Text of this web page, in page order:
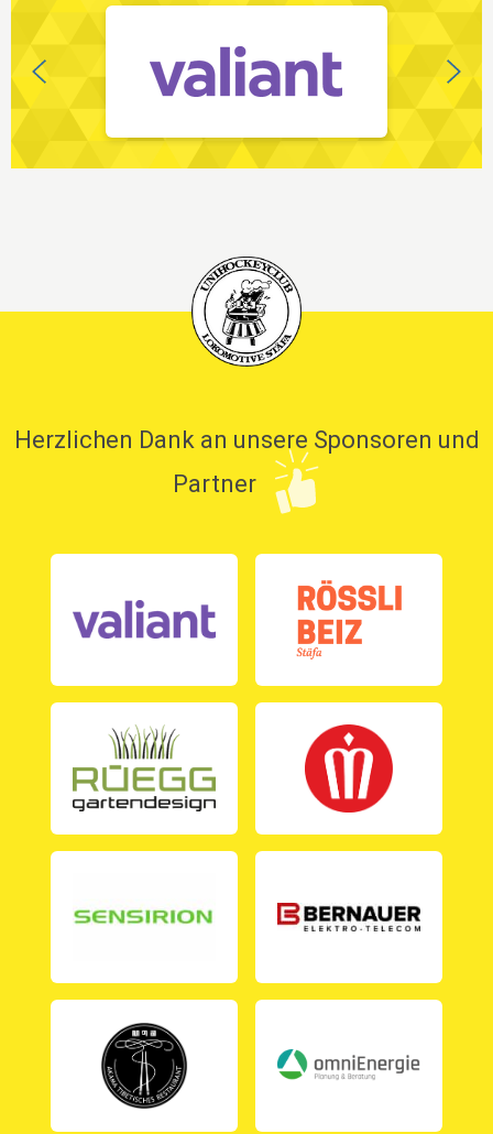
Zurück
Herzlichen Dank an unsere Sponsoren und
Partner